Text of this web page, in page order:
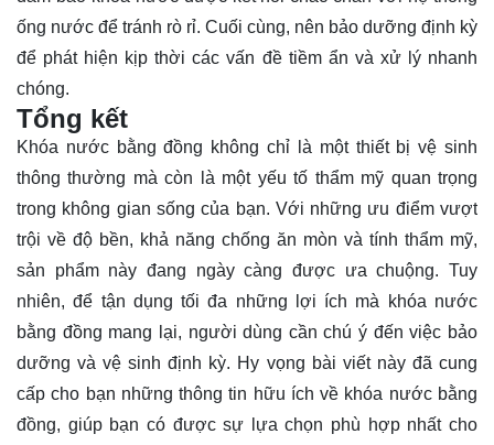
ống nước để tránh rò rỉ. Cuối cùng, nên bảo dưỡng định kỳ
để phát hiện kịp thời các vấn đề tiềm ẩn và xử lý nhanh
chóng.
Tổng kết
Khóa nước bằng đồng không chỉ là một thiết bị vệ sinh
thông thường mà còn là một yếu tố thẩm mỹ quan trọng
trong không gian sống của bạn. Với những ưu điểm vượt
trội về độ bền, khả năng chống ăn mòn và tính thẩm mỹ,
sản phẩm này đang ngày càng được ưa chuộng. Tuy
nhiên, để tận dụng tối đa những lợi ích mà khóa nước
bằng đồng mang lại, người dùng cần chú ý đến việc bảo
dưỡng và vệ sinh định kỳ. Hy vọng bài viết này đã cung
cấp cho bạn những thông tin hữu ích về khóa nước bằng
đồng, giúp bạn có được sự lựa chọn phù hợp nhất cho